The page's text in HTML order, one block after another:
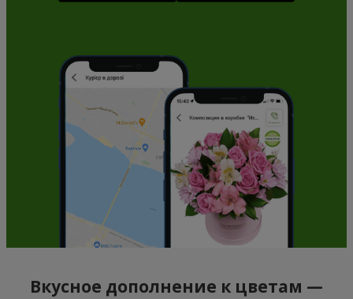
Вкусное дополнение к цветам —